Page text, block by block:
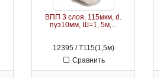
ВПП 3 слоя, 115мкм, d.
пуз10мм, Ш=1, 5м,...
12395 / Т115(1,5м)
Сравнить